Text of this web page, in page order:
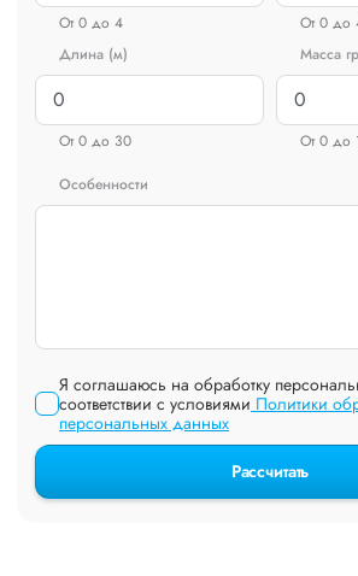
От 0 до 4
От 0 до
Длина (м)
От 0 до 30
Масса
От 0 до
Особенности
Я соглашаюсь на обработку
соответствии с условиями Политики
персональных данных
Рассчитать